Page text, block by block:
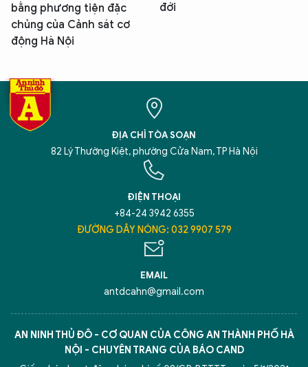
bằng phương tiện đặc
chủng của Cảnh sát cơ
động Hà Nội
đới
ĐỊA CHỈ TÒA SOẠN
82 Lý Thường Kiệt, phường Cửa Nam, TP Hà Nội
ĐIỆN THOẠI
+84-24 3942 6355
ĐƯỜNG DÂY NÓNG: 032 9907 579
EMAIL
antdcahn@gmail.com
AN NINH THỦ ĐÔ - CƠ QUAN CỦA CÔNG AN THÀNH PHỐ HÀ
NỘI - CHUYÊN TRANG CỦA BÁO CAND